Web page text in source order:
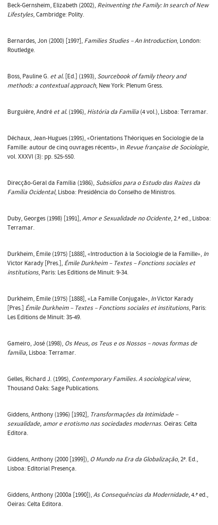
Beck-Gernsheim, Elizabeth (2002), Reinventing the Family: In search of New
Lifestyles, Cambridge: Polity.
Bernardes, Jon (2000) [1997], Families Studies – An Introduction, London:
Routledge.
Boss, Pauline G. et al. [Ed.] (1993), Sourcebook of family theory and
methods: a contextual approach, New York: Plenum Gress.
Burguière, André et al. (1996), História da Família (4 vol.), Lisboa: Terramar.
Déchaux, Jean-Hugues (1995), «Orientations Théoriques en Sociologie de la
Famille: autour de cinq ouvrages récents», in Revue française de Sociologie,
vol. XXXVI (3): pp. 525-550.
Direcção-Geral da Família (1986), Subsídios para o Estudo das Raízes da
Família Ocidental, Lisboa: Presidência do Conselho de Ministros.
Duby, Georges (1998) [1991],Amor e Sexualidade no Ocidente, 2.ª ed., Lisboa:
Terramar.
Durkheim, Émile (1975) [1888], «Introduction à la Sociologie de la Famille», In
Victor Karady [Pres.], Émile Durkheim – Textes – Fonctions sociales et
institutions, Paris: Les Editions de Minuit: 9-34.
Durkheim, Émile (1975) [1888], «La Famille Conjugale», InVictor Karady
[Pres.] Émile Durkheim – Textes – Fonctions sociales et institutions, Paris:
Les Editions de Minuit: 35-49.
Gameiro, José (1998), Os Meus, os Teus e os Nossos – novas formas de
família, Lisboa: Terramar.
Gelles, Richard J. (1995), Contemporary Families. A sociological view,
Thousand Oaks: Sage Publications.
Giddens, Anthony (1996) [1992], Transformações da Intimidade –
sexualidade, amor e erotismo nas sociedades modernas. Oeiras: Celta
Editora.
Giddens, Anthony (2000 [1999]), O Mundo na Era da Globalização, 2ª. Ed.,
Lisboa: Editorial Presença.
Giddens, Anthony (2000a [1990]),As Consequências da Modernidade,4.ª ed.,
Oeiras: Celta Editora.